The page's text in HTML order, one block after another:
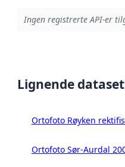
Ingen registrerte API-er
Lignende
Ortofoto Røyken
Ortofoto Sør-Aurdal